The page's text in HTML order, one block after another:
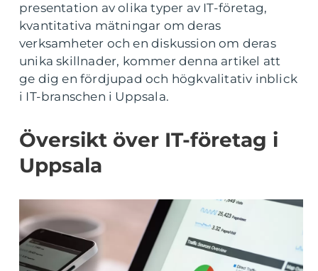
presentation av olika typer av IT-företag,
kvantitativa mätningar om deras
verksamheter och en diskussion om deras
unika skillnader, kommer denna artikel att
ge dig en fördjupad och högkvalitativ inblick
i IT-branschen i Uppsala.
Översikt över IT-företag i
Uppsala